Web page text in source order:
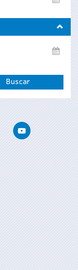
Youtube